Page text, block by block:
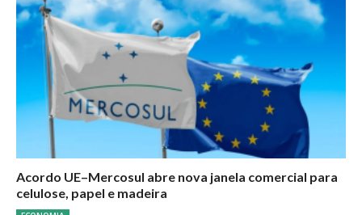
Acordo UE–Mercosul abre nova janela comercial para
celulose, papel e madeira